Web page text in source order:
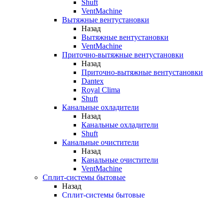
Shuft
VentMachine
Вытяжные вентустановки
Назад
Вытяжные вентустановки
VentMachine
Приточно-вытяжные вентустановки
Назад
Приточно-вытяжные вентустановки
Dantex
Royal Clima
Shuft
Канальные охладители
Назад
Канальные охладители
Shuft
Канальные очистители
Назад
Канальные очистители
VentMachine
Сплит-системы бытовые
Назад
Сплит-системы бытовые